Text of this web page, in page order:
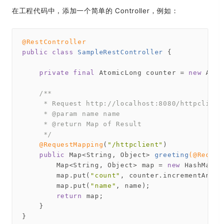
在工程代码中，添加一个简单的 Controller，例如：
@RestController
public
class SampleRestController {
private final AtomicLong counter = new
/**
* Request http://localhost:8080/
     *
@param
name name
     *
@return
Map of Result
     */
@RequestMapping ( "/httpclient" )
public
Map<String, Object> greeting
        Map<String, Object> map =
new
        map.put(
"count" ,
        map.put(
"name" , name);
return
map;
    }